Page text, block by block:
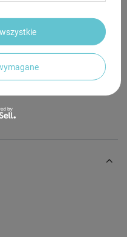
pytania?
Zadaj pytanie